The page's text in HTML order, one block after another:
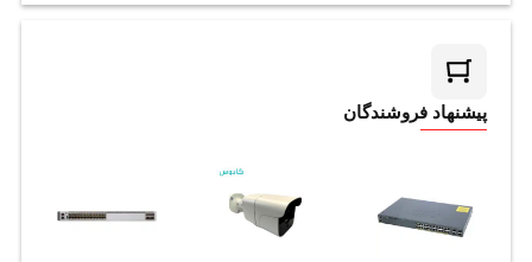
پیشنهاد فروشندگان